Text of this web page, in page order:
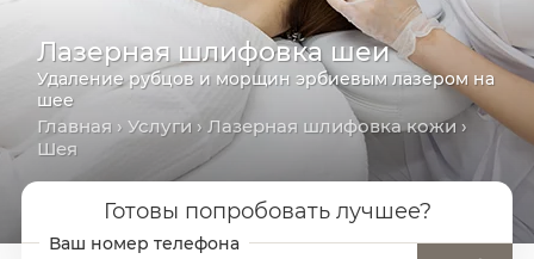
Лазерная шлифовка шеи
Удаление рубцов и морщин эрбиевым лазером на
шее
Главная ›Услуги ›Лазерная шлифовка кожи ›
Шея
Готовы попробовать лучшее?